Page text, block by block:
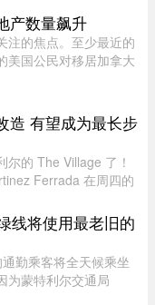
发 ...
产数量飙升
注的焦点。至少最近的
美国公民对移居加拿大
户对加拿 ...
造 有望成为最长步
尔的 The Village 了！
Ferrada 在周四的
斑斓的小球早已成为该
线将使用最老旧的
勤乘客将全天候乘坐
为蒙特利尔交通局